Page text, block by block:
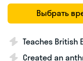
Выбрать
Teaches British
Created an